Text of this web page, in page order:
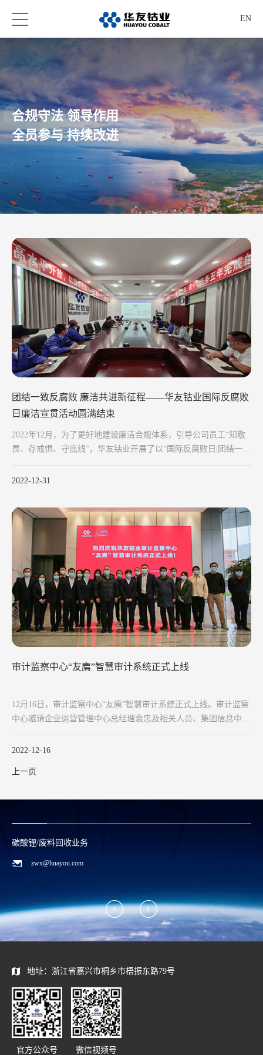
EN
合规守法 领导作用
全员参与 持续改进
团结一致反腐败 廉洁共进新征程——华友钴业国际反腐败
日廉洁宣贯活动圆满结束
2022年12月，为了更好地建设廉洁合规体系，引导公司员工“知敬
畏、存戒惧、守底线”，华友钴业开展了以“国际反腐败日|团结一致
2022-12-31
审计监察中心“友廌”智慧审计系统正式上线
12月16日，审计监察中心“友廌”智慧审计系统正式上线。审计监察
中心邀请企业运营管理中心总经理袁忠及相关人员、集团信息中心
廌”智慧审计系统上线的这一时刻。
2022-12-16
上一页
碳酸锂/废料回收业务
zwx@huayou.com
地址：浙江省嘉兴市桐乡市梧振东路79号
官方公众号 微信视频号